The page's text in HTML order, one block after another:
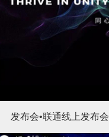
发布会•联通线上发布会